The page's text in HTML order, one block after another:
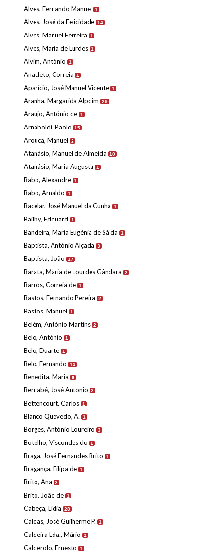
Alves, Fernando Manuel 1
Alves, José da Felicidade 14
Alves, Manuel Ferreira 1
Alves, Maria de Lurdes 1
Alvim, António 1
Anacleto, Correia 1
Aparício, José Manuel Vicente 1
Aranha, Margarida Alpoim 29
Araújo, António de 1
Arnaboldi, Paolo 15
Arouca, Manuel 2
Atanásio, Manuel de Almeida 10
Atanásio, Maria Augusta 1
Babo, Alexandre 1
Babo, Arnaldo 1
Bacelar, José Manuel da Cunha 1
Bailby, Edouard 1
Bandeira, Maria Eugénia de Sá da 1
Baptista, António Alçada 3
Baptista, João 17
Barata, Maria de Lourdes Gândara 2
Barros, Correia de 1
Bastos, Fernando Pereira 2
Bastos, Manuel 1
Belém, António Martins 2
Belo, António 1
Belo, Duarte 1
Belo, Fernando 14
Benedita, Maria 9
Bernabé, José Antonio 2
Bettencourt, Carlos 1
Blanco Quevedo, A. 1
Borges, António Loureiro 3
Botelho, Viscondes do 1
Braga, José Fernandes Brito 1
Bragança, Filipa de 1
Brito, Ana 2
Brito, João de 1
Cabeça, Lídia 28
Caldas, José Guilherme P. 1
Caldeira Lda., Mário 1
Calderolo, Ernesto 1